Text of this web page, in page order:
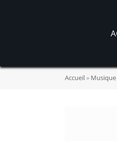
Accueil » Musique